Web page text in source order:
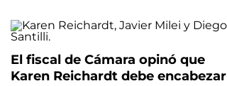
El fiscal de Cámara opinó que
Karen Reichardt debe encabezar